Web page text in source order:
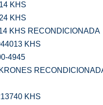
KHS
KHS
KHS RECONDICIONADA
KHS
4945
KHS